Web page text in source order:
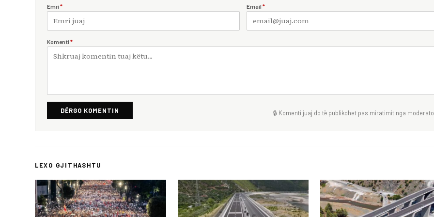
Emri * Email *
Komenti *
DËRGO KOMENTIN 🔒 Komenti juaj do të publikohet pas miratimit nga
LEXO GJITHASHTU